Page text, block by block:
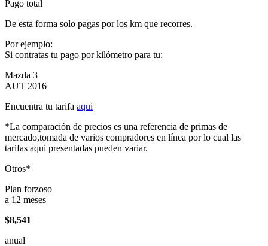
Pago total
De esta forma solo pagas por los km que recorres.
Por ejemplo:
Si contratas tu pago por kilómetro para tu:
Mazda 3
AUT 2016
Encuentra tu tarifa aqui
*La comparación de precios es una referencia de primas de
mercado,tomada de varios compradores en línea por lo cual las
tarifas aqui presentadas pueden variar.
Otros*
Plan forzoso
a 12 meses
$8,541
anual